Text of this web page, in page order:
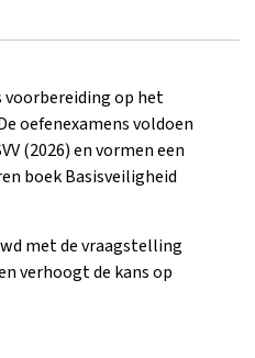
voorbereiding op het
oefenexamens voldoen
(2026) en vormen een
boek Basisveiligheid
met de vraagstelling
verhoogt de kans op